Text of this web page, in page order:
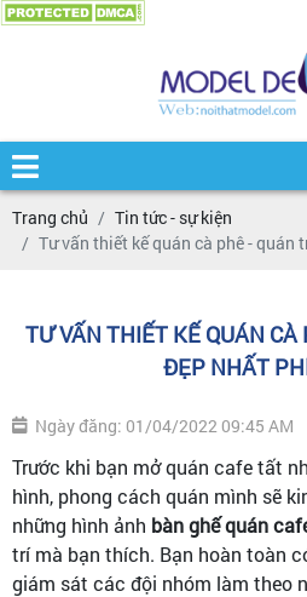
Trang chủ
Tin tức - sự kiện
Tư vấn thiết kế quán cà phê - quán
TƯ VẤN THIẾT KẾ QUÁN CÀ
ĐẸP NHẤT
Ngày đăng: 01/04/2022 09:45 AM
Trước khi bạn mở quán cafe tất
hình, phong cách quán mình sẽ
những hình ảnh bàn ghế quán
trí mà bạn thích. Bạn hoàn toàn
giám sát các đội nhóm làm theo